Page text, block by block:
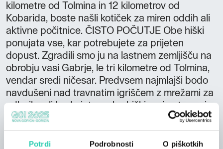
Potrdi Podrobnosti O piškotkih
kilometre od Tolmina in 12 kilometrov od
Kobarida, boste našli kotiček za miren oddih ali
aktivne počitnice. ČISTO POČUTJE Obe hiški
ponujata vse, kar potrebujete za prijeten
dopust. Zgradili smo ju na lastnem zemljišču na
obrobju vasi Gabrje, le tri kilometre od Tolmina,
vendar sredi ničesar. Predvsem najmlajši bodo
navdušeni nad travnatim igriščem z mrežami za
odbojko ali badminton, obe hiški pa imata svojo
pokrito teraso z žarom. Večerja bo še bolj
okusna z zelenjavo z domačega vrta, ki jo lahko
postrežete brezplačno. RAJ ZA RIBIČARJE Za